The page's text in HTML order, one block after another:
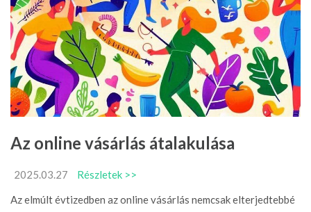
Az online vásárlás átalakulása
2025.03.27
Részletek >>
Az elmúlt évtizedben az online vásárlás nemcsak elterjedtebbé